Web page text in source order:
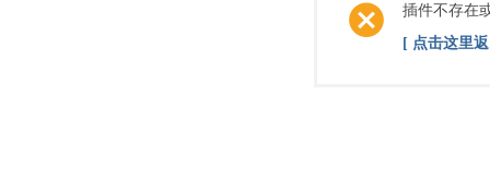
插件不存在
[ 点击这里